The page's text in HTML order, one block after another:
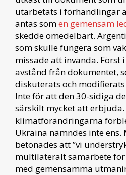
utarbetats i förhandlingar
antas somen gemensam
skedde omedelbart.
som skulle fungera som
missade att invända. Först
avstånd från dokumentet,
diskuterats och
Inte för att den 30-sidiga
särskilt mycket att
klimatförändringarna
Ukraina nämndes inte ens.
betonades att ”vi
multilateralt samarbete
med gemensamma